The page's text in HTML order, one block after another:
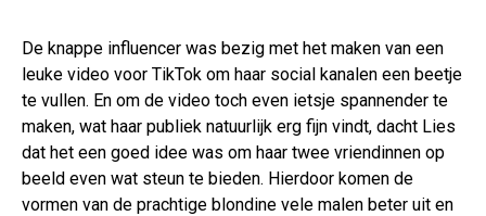
De knappe influencer was bezig met het maken van een
leuke video voor TikTok om haar social kanalen een beetje
te vullen. En om de video toch even ietsje spannender te
maken, wat haar publiek natuurlijk erg fijn vindt, dacht Lies
dat het een goed idee was om haar twee vriendinnen op
beeld even wat steun te bieden. Hierdoor komen de
vormen van de prachtige blondine vele malen beter uit en